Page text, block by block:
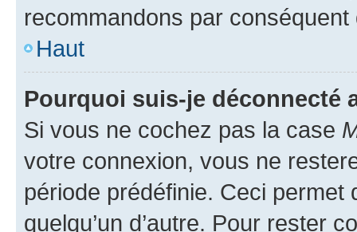
recommandons par conséquent
Haut
Pourquoi suis-je déconnecté
Si vous ne cochez pas la case
votre connexion, vous ne
période prédéfinie. Ceci permet
quelqu’un d’autre. Pour rester